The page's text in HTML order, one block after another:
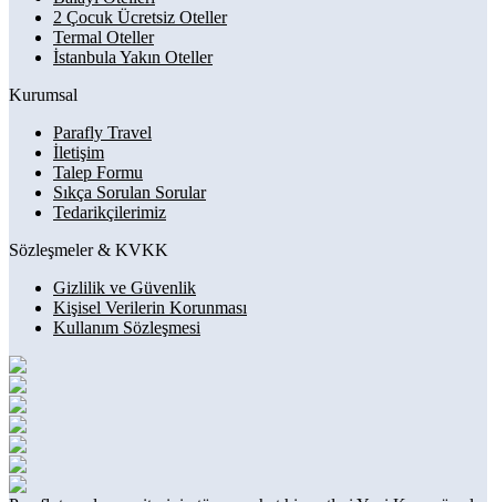
2 Çocuk Ücretsiz Oteller
Termal Oteller
İstanbula Yakın Oteller
Kurumsal
Parafly Travel
İletişim
Talep Formu
Sıkça Sorulan Sorular
Tedarikçilerimiz
Sözleşmeler & KVKK
Gizlilik ve Güvenlik
Kişisel Verilerin Korunması
Kullanım Sözleşmesi